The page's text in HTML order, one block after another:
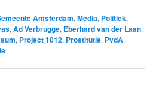
Amsterdam,Media, Politiek,
,Ad Verbrugge, Eberhard van der Laan,
, Project 1012, Prostitutie, PvdA,